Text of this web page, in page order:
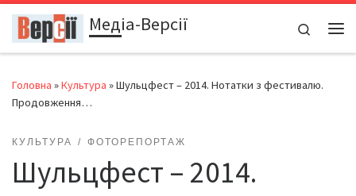
Перейти до вмістуМедіа-Версії
Search
Головна »Культура »Шульцфест – 2014. Нотатки з фестивалю.
Продовження…
КУЛЬТУРА ФОТОРЕПОРТАЖ
Шульцфест – 2014.